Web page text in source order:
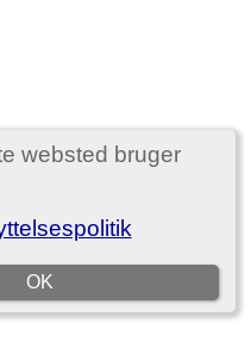
websted bruger
OK